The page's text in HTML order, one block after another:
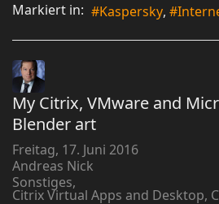
Markiert in:
Kaspersky
My Citrix, VMware and
Blender art
Freitag, 17. Juni 2016
Andreas Nick
Sonstiges
Citrix Virtual Apps and Desktop,